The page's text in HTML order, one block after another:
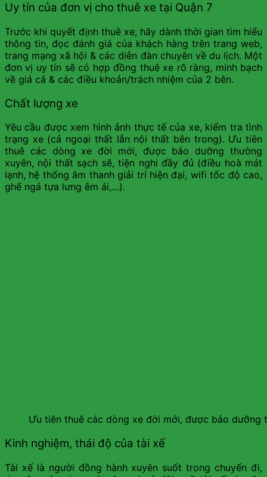
Uy tín của đơn vị cho thuê xe tại Quận 7
Trước khi quyết định thuê xe, hãy dành thời gian tìm hiểu
thông tin, đọc đánh giá của khách hàng trên trang web,
trang mạng xã hội & các diễn đàn chuyên về du lịch. Một
đơn vị uy tín sẽ có hợp đồng thuê xe rõ ràng, minh bạch
về giá cả & các điều khoản/trách nhiệm của 2 bên.
Chất lượng xe
Yêu cầu được xem hình ảnh thực tế của xe, kiểm tra tình
trạng xe (cả ngoại thất lẫn nội thất bên trong). Ưu tiên
thuê các dòng xe đời mới, được bảo dưỡng thường
xuyên, nội thất sạch sẽ, tiện nghi đầy đủ (điều hoà mát
lạnh, hệ thống âm thanh giải trí hiện đại, wifi tốc độ cao,
ghế ngả tựa lưng êm ái,…).
Ưu tiên thuê các dòng xe đời mới, được bảo dưỡng
Kinh nghiệm, thái độ của tài xế
Tài xế là người đồng hành xuyên suốt trong chuyến đi,